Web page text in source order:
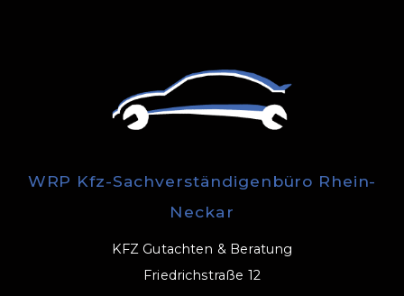
WRP Kfz-Sachverständigenbüro Rhein-
Neckar
KFZ Gutachten & Beratung
Friedrichstraße 12